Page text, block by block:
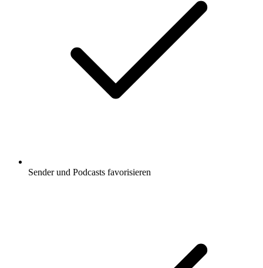
Sender und Podcasts favorisieren